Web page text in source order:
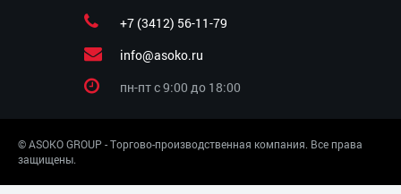
+7 (3412) 56-11-79
info@asoko.ru
пн-пт c 9:00 до 18:00
© ASOKO GROUP - Торгово-производственная компания. Все права
защищены.